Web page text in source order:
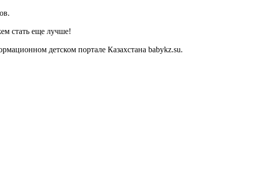
стать еще лучше!
детском портале Казахстана babykz.su.